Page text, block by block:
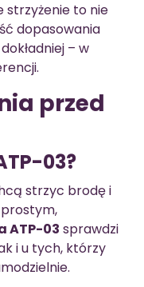
strzyżenie to nie
dopasowania
– w
przed
03?
strzyc brodę i
prostym,
ATP-03 sprawdzi
i u tych, którzy